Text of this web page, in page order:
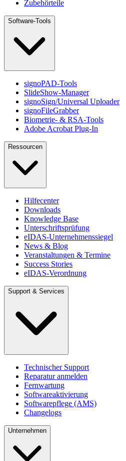
Zubehörteile
Software-Tools
signoPAD-Tools
SlideShow-Manager
signoSign/Universal Uploader
signoFileGrabber
Biometrie- & RSA-Tools
Adobe Acrobat Plug-In
Ressourcen
Hilfecenter
Downloads
Knowledge Base
Unterschriftsprüfung
eIDAS-Unternehmenssiegel
News & Blog
Veranstaltungen & Termine
Success Stories
eIDAS-Verordnung
Support & Services
Technischer Support
Reparatur anmelden
Fernwartung
Softwareaktivierung
Softwarepflege (AMS)
Changelogs
Unternehmen